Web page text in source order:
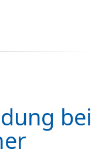
bei